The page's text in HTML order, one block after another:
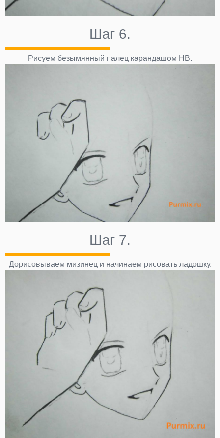
Шаг 6.
Рисуем безымянный палец карандашом НВ.
Шаг 7.
Дорисовываем мизинец и начинаем рисовать ладошку.